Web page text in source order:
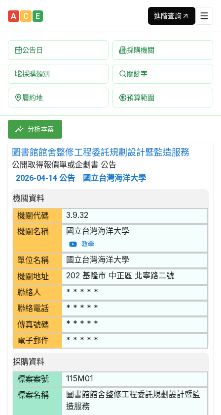
A C E 進階查詢
公告日 採購機關
採購類別 關鍵字
履約地 預算範圍
圖書館館舍整修工程委託規劃設計暨監造服務 招標公告 | 案
採購類別：勞務類 建築服務 | 招標方式：公開取得報價單
分析本案
圖書館館舍整修工程委託規劃設計暨監造服務
公開取得報價單或企劃書 公告
2026-04-14 公告 國立台灣海洋大學
招標公告詳細內容
機關資料
機關代碼
3.9.32
機關名稱 國立台灣海洋大學
教學
單位名稱 國立台灣海洋大學
機關地址 202 基隆市 中正區 北寧路二號
聯絡人 * * * * *
聯絡電話 * * * * *
傳真號碼 * * * * *
電子郵件 * * * * *
採購資料
標案案號
115M01
標案名稱
圖書館館舍整修工程委託規劃設計暨監
造服務